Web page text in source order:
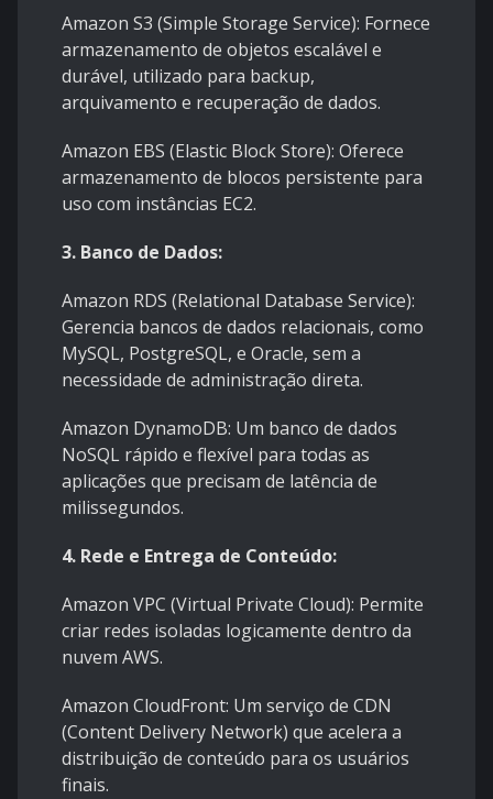
Amazon S3 (Simple Storage Service): Fornece
armazenamento de objetos escalável e
durável, utilizado para backup,
arquivamento e recuperação de dados.
Amazon EBS (Elastic Block Store): Oferece
armazenamento de blocos persistente para
uso com instâncias EC2.
3. Banco de Dados:
Amazon RDS (Relational Database Service):
Gerencia bancos de dados relacionais, como
MySQL, PostgreSQL, e Oracle, sem a
necessidade de administração direta.
Amazon DynamoDB: Um banco de dados
NoSQL rápido e flexível para todas as
aplicações que precisam de latência de
milissegundos.
4. Rede e Entrega de Conteúdo:
Amazon VPC (Virtual Private Cloud): Permite
criar redes isoladas logicamente dentro da
nuvem AWS.
Amazon CloudFront: Um serviço de CDN
(Content Delivery Network) que acelera a
distribuição de conteúdo para os usuários
finais.